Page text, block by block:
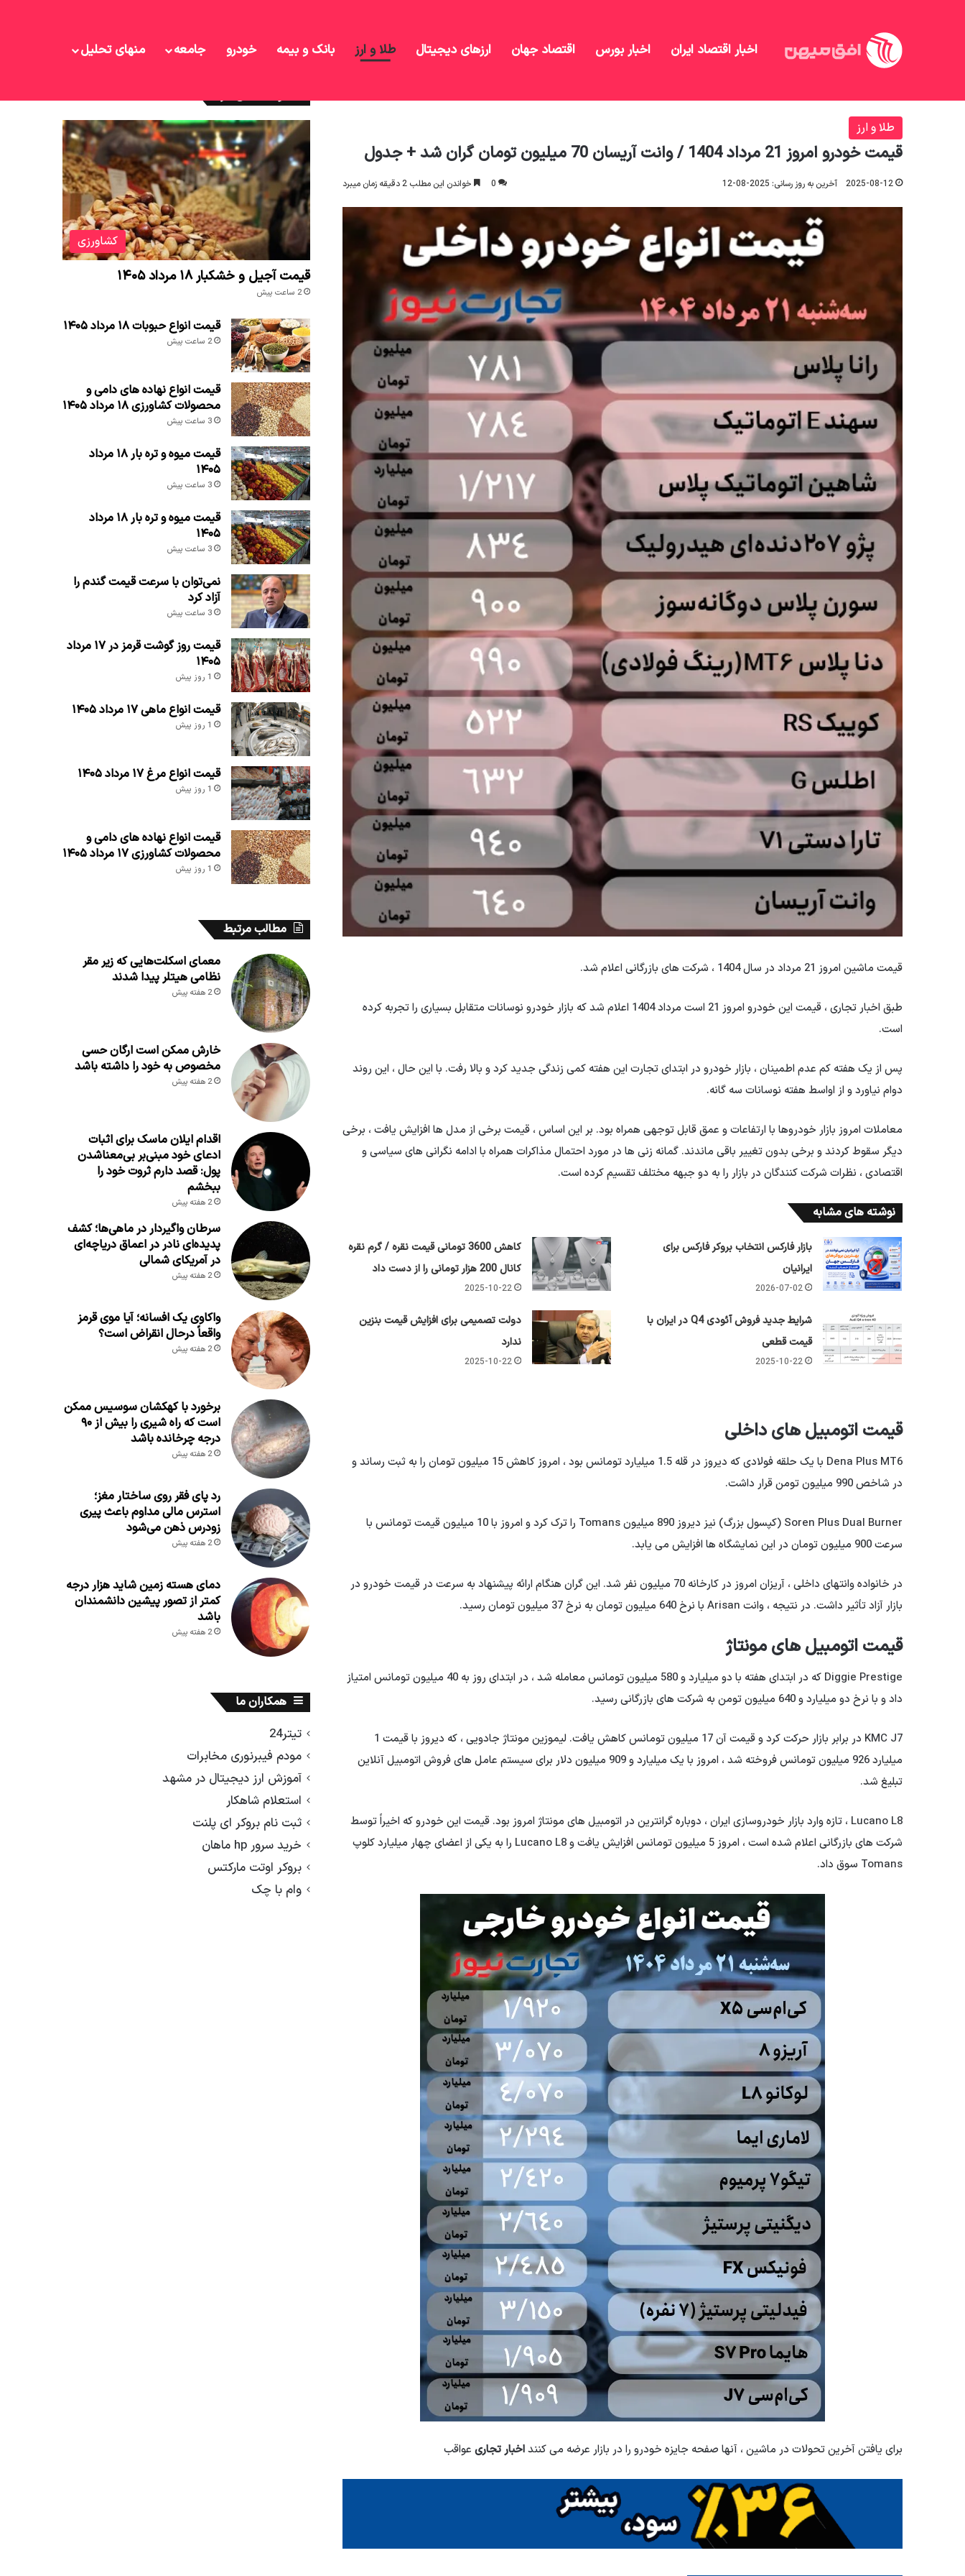
اخبار اقتصاد ایران اخبار بورس اقتصاد جهان ارزهای دیجیتال طلا و ارز بانک و بیمه خودرو جامعه منهای تحلیل
طلا و ارز
قیمت خودرو امروز 21 مرداد 1404 / وانت آریسان 70 میلیون تومان گران شد + جدول
2025-08-12 آخرین به روز رسانی: 2025-08-12 0 خواندن این مطلب 2 دقیقه زمان میبرد
قیمت ماشین امروز 21 مرداد در سال 1404 ، شرکت های بازرگانی اعلام شد.
طبق اخبار تجاری ، قیمت این خودرو امروز 21 است مرداد 1404 اعلام شد که بازار خودرو نوسانات متقابل بسیاری را تجربه کرده
است.
پس از یک هفته کم عدم اطمینان ، بازار خودرو در ابتدای تجارت این هفته کمی زندگی جدید کرد و بالا رفت. با این حال ، این روند
دوام نیاورد و از اواسط هفته نوسانات سه گانه.
معاملات امروز بازار خودروها با ارتفاعات و عمق قابل توجهی همراه بود. بر این اساس ، قیمت برخی از مدل ها افزایش یافت ، برخی
دیگر سقوط کردند و برخی بدون تغییر باقی ماندند. گمانه زنی ها در مورد احتمال مذاکرات همراه با ادامه نگرانی های سیاسی و
اقتصادی ، نظرات شرکت کنندگان در بازار را به دو جبهه مختلف تقسیم کرده است.
نوشته های مشابه
بازار فارکس انتخاب بروکر فارکس برای
ایرانیان
2026-07-02
کاهش 3600 تومانی قیمت نقره / گرم نقره
کانال 200 هزار تومانی را از دست داد
2025-10-22
شرایط جدید فروش آئودی Q4 در ایران با
قیمت قطعی
2025-10-22
دولت تصمیمی برای افزایش قیمت بنزین
ندارد
2025-10-22
قیمت اتومبیل های داخلی
Dena Plus MT6 با یک حلقه فولادی که دیروز در قله 1.5 میلیارد تومانس بود ، امروز کاهش 15 میلیون تومان را به ثبت رساند و
در شاخص 990 میلیون تومن قرار داشت.
Soren Plus Dual Burner (کپسول بزرگ) نیز دیروز 890 میلیون Tomans را ترک کرد و امروز با 10 میلیون قیمت تومانس با
سرعت 900 میلیون تومان در این نمایشگاه ها افزایش می یابد.
در خانواده وانتهای داخلی ، آریزان امروز در کارخانه 70 میلیون نفر شد. این گران هنگام ارائه پیشنهاد به سرعت در قیمت خودرو در
بازار آزاد تأثیر داشت. در نتیجه ، وانت Arisan با نرخ 640 میلیون تومان به نرخ 37 میلیون تومان رسید.
قیمت اتومبیل های مونتاژ
Diggie Prestige که در ابتدای هفته با دو میلیارد و 580 میلیون تومانس معامله شد ، در ابتدای روز به 40 میلیون تومانس امتیاز
داد و با نرخ دو میلیارد و 640 میلیون تومن به شرکت های بازرگانی رسید.
KMC J7 در برابر بازار حرکت کرد و قیمت آن 17 میلیون تومانس کاهش یافت. لیموزین مونتاژ جادویی ، که دیروز با قیمت 1
میلیارد 926 میلیون تومانس فروخته شد ، امروز با یک میلیارد و 909 میلیون دلار برای سیستم عامل های فروش اتومبیل آنلاین
تبلیغ شد.
Lucano L8 ، تازه وارد بازار خودروسازی ایران ، دوباره گرانترین در اتومبیل های مونتاژ امروز بود. قیمت این خودرو که اخیراً توسط
شرکت های بازرگانی اعلام شده است ، امروز 5 میلیون تومانس افزایش یافت و Lucano L8 را به یکی از اعضای چهار میلیارد کلوپ
Tomans سوق داد.
برای یافتن آخرین تحولات در ماشین ، آنها صفحه جایزه خودرو را در بازار عرضه می کننداخبار تجاری عواقب
کشاورزی
قیمت آجیل و خشکبار ۱۸ مرداد ۱۴۰۵
2 ساعت پیش
قیمت انواع حبوبات ۱۸ مرداد ۱۴۰۵
2 ساعت پیش
قیمت انواع نهاده های دامی و
محصولات کشاورزی ۱۸ مرداد ۱۴۰۵
3 ساعت پیش
قیمت میوه و تره بار ۱۸ مرداد
۱۴۰۵
3 ساعت پیش
قیمت میوه و تره بار ۱۸ مرداد
۱۴۰۵
3 ساعت پیش
نمی‌توان با سرعت قیمت گندم را
آزاد کرد
3 ساعت پیش
قیمت روز گوشت قرمز در ۱۷ مرداد
۱۴۰۵
1 روز پیش
قیمت انواع ماهی ۱۷ مرداد ۱۴۰۵
1 روز پیش
قیمت انواع مرغ ۱۷ مرداد ۱۴۰۵
1 روز پیش
قیمت انواع نهاده های دامی و
محصولات کشاورزی ۱۷ مرداد ۱۴۰۵
1 روز پیش
مطالب مرتبط
معمای اسکلت‌هایی که زیر مقر
نظامی هیتلر پیدا شدند
2 هفته پیش
خارش ممکن است ارگان حسی
مخصوص به خود را داشته باشد
2 هفته پیش
اقدام ایلان ماسک برای اثبات
ادعای خود مبنی‌بر بی‌معناشدن
پول: قصد دارم ثروت خود را
ببخشم
2 هفته پیش
سرطان واگیردار در ماهی‌ها؛ کشف
پدیده‌ای نادر در اعماق دریاچه‌ای
در آمریکای شمالی
2 هفته پیش
واکاوی یک افسانه؛ آیا موی قرمز
واقعاً درحال انقراض است؟
2 هفته پیش
برخورد با کهکشان سوسیس ممکن
است که راه شیری را بیش از ۹۰
درجه چرخانده باشد
2 هفته پیش
رد پای فقر روی ساختار مغز؛
استرس مالی مداوم باعث پیری
زودرس ذهن می‌شود
2 هفته پیش
دمای هسته زمین شاید هزار درجه
کمتر از تصور پیشین دانشمندان
باشد
2 هفته پیش
همکاران ما
تیتر24
مودم فیبرنوری مخابرات
آموزش ارز دیجیتال در مشهد
استعلام شاهکار
ثبت نام بروکر ای پلنت
خرید سرور hp ماهان
بروکر اوتت مارکتس
وام با چک